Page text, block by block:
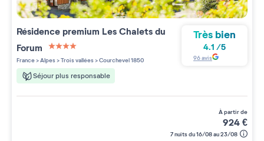
Résidence premium Les Chalets du
Forum
4 étoiles sur 5
France>Alpes>Trois vallées>Courchevel 1850
Séjour plus responsable
Très bien
4.1 /5
96avis
à partir de
924€
7 nuits du 16/08 au 23/08